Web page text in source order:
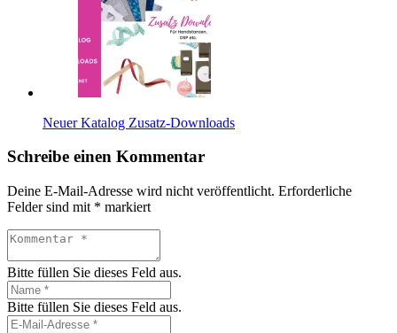
Neuer Katalog Zusatz-Downloads
Schreibe einen Kommentar
Deine E-Mail-Adresse wird nicht veröffentlicht. Erforderliche
Felder sind mit * markiert
Bitte füllen Sie dieses Feld aus.
Bitte füllen Sie dieses Feld aus.